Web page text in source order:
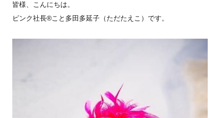
皆様、こんにちは。
ピンク社長®︎こと多田多延子（ただたえこ）です。